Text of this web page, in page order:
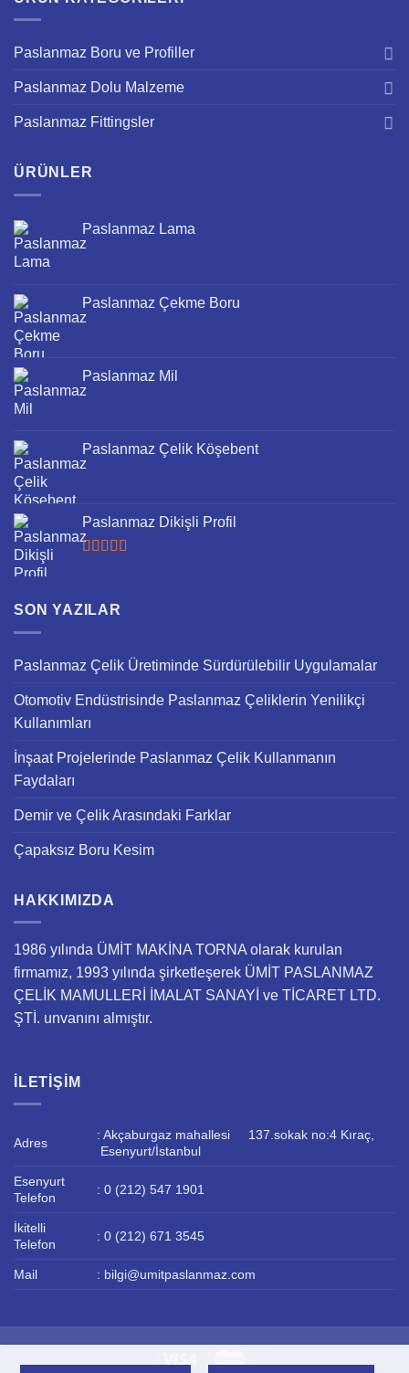
Paslanmaz Boru ve Profiller
Paslanmaz Dolu Malzeme
Paslanmaz Fittingsler
ÜRÜNLER
Paslanmaz Lama
Paslanmaz Çekme Boru
Paslanmaz Mil
Paslanmaz Çelik Köşebent
Paslanmaz Dikişli Profil
SON YAZILAR
Paslanmaz Çelik Üretiminde Sürdürülebilir Uygulamalar
Otomotiv Endüstrisinde Paslanmaz Çeliklerin Yenilikçi
Kullanımları
İnşaat Projelerinde Paslanmaz Çelik Kullanmanın
Faydaları
Demir ve Çelik Arasındaki Farklar
Çapaksız Boru Kesim
HAKKIMIZDA
1986 yılında ÜMİT MAKİNA TORNA olarak kurulan
firmamız, 1993 yılında şirketleşerek ÜMİT PASLANMAZ
ÇELİK MAMULLERİ İMALAT SANAYİ ve TİCARET LTD.
ŞTİ. unvanını almıştır.
İLETIŞIM
Adres
: Akçaburgaz mahallesi 137.sokak no:4 Kıraç,
Esenyurt/İstanbul
Esenyurt
Telefon
: 0 (212) 547 1901
İkitelli
Telefon
: 0 (212) 671 3545
Mail : bilgi@umitpaslanmaz.com